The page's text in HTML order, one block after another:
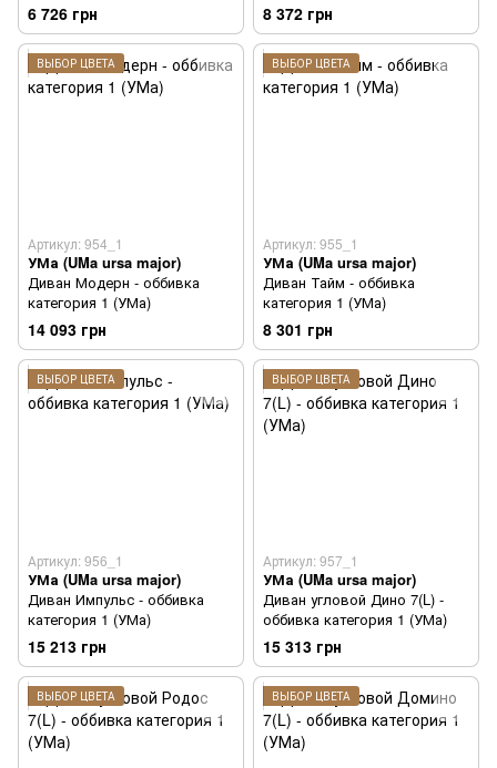
6 726 грн 8 372 грн
ВЫБОР ЦВЕТА
Артикул: 954_1
УМа (UMa ursa major)
Диван Модерн - оббивка
категория 1 (УМа)
14 093 грн
ВЫБОР ЦВЕТА
Артикул: 955_1
УМа (UMa ursa major)
Диван Тайм - оббивка
категория 1 (УМа)
8 301 грн
ВЫБОР ЦВЕТА
Артикул: 956_1
УМа (UMa ursa major)
Диван Импульс - оббивка
категория 1 (УМа)
15 213 грн
ВЫБОР ЦВЕТА
Артикул: 957_1
УМа (UMa ursa major)
Диван угловой Дино 7(L) -
оббивка категория 1 (УМа)
15 313 грн
ВЫБОР ЦВЕТА ВЫБОР ЦВЕТА